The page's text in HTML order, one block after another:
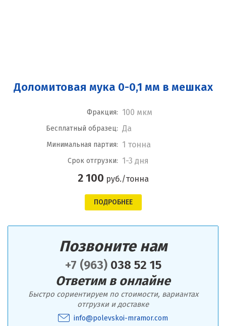
Доломитовая мука 0-0,1 мм в мешках
Фракция: 100 мкм
Бесплатный образец: Да
Минимальная партия: 1 тонна
Срок отгрузки: 1-3 дня
2 100 руб./тонна
ПОДРОБНЕЕ
Позвоните нам
+7 (963)038 52 15
Ответим в онлайне
Быстро сориентируем по стоимости, вариантах
отгрузки и доставке
info@polevskoi-mramor.com